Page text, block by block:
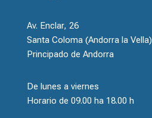
Av. Enclar, 26
Santa Coloma (Andorra la Vella)
Principado de Andorra
De lunes a viernes
Horario de 09.00 ha 18.00 h